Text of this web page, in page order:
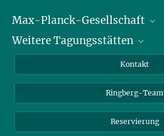
Max-Planck-Gesellschaft
Karriere bei der MPG
Weitere Tagungsstätten
Max-Planck-Haus Tübingen
Max-Planck-Haus Heidelberg
Kontakt
Ringberg-Team
Reservierung